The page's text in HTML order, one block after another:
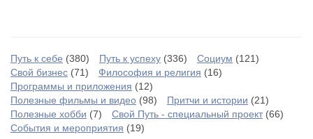
Путь к себе (380) Путь к успеху (336) Социум (121)
Свой бизнес (71) Философия и религия (16)
Программы и приложения (12)
Полезные фильмы и видео (98) Притчи и истории (21)
Полезные хобби (7) Свой Путь - специальный проект(66)
События и мероприятия (19)